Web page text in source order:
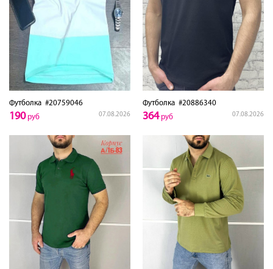
Футболка #20759046
07.08.2026
190руб
Футболка #20886340
07.08.2026
364руб